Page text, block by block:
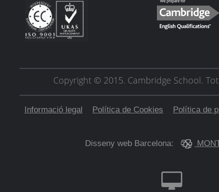
Copyright © 2015. Cambridge School.
Informació legal Política de Cookies Política de
Disseny web Barcelona: